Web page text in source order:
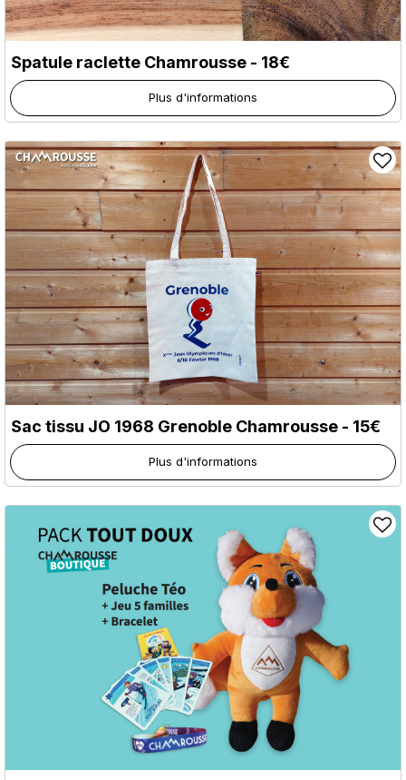
Spatule raclette Chamrousse - 18€
Plus d'informations
Sac tissu JO 1968 Grenoble Chamrousse - 15€
Plus d'informations